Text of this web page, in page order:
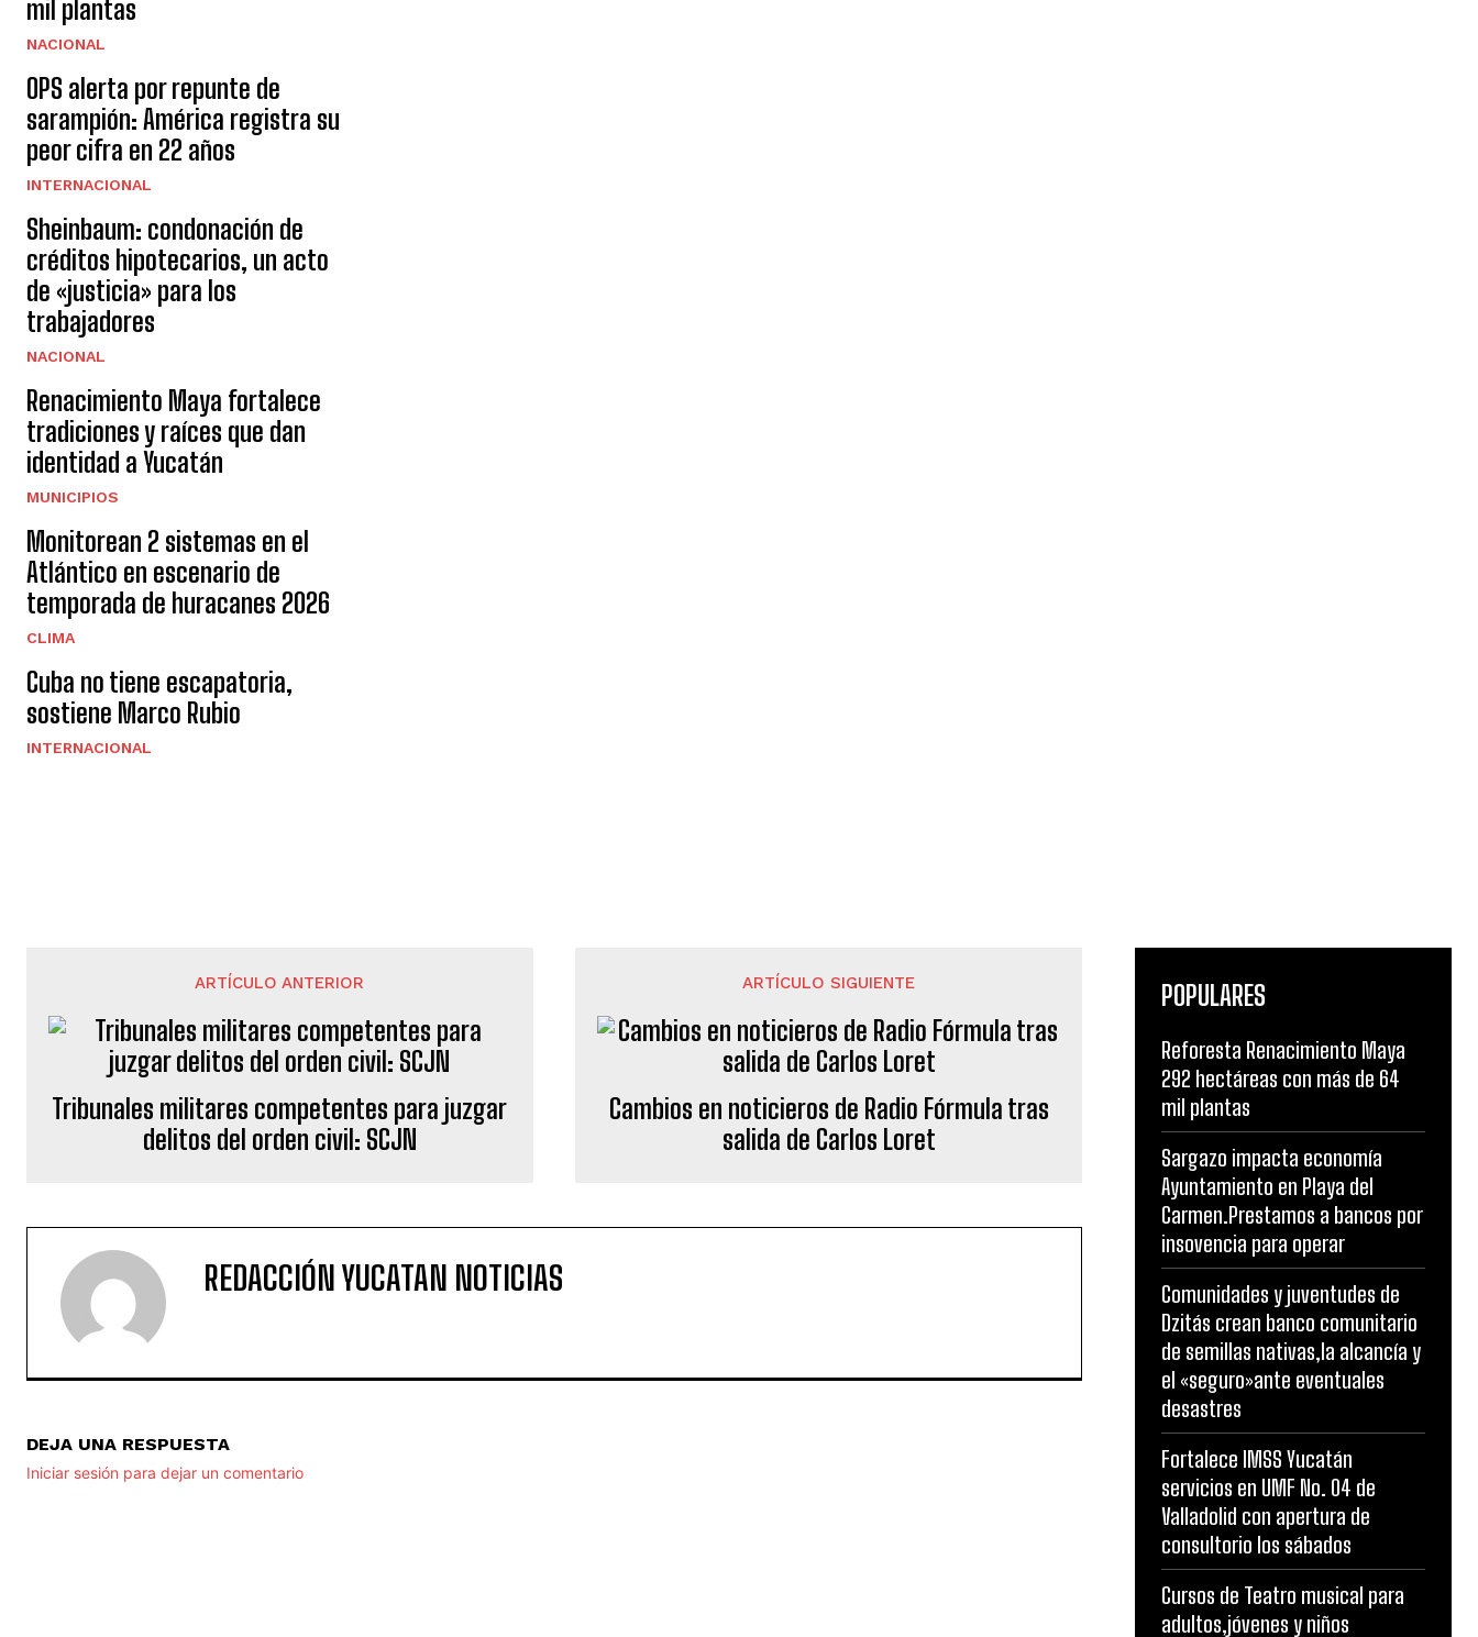
mil plantas
NACIONAL
OPS alerta por repunte de
sarampión: América registra su
peor cifra en 22 años
INTERNACIONAL
Sheinbaum: condonación de
créditos hipotecarios, un acto
de «justicia» para los
trabajadores
NACIONAL
Renacimiento Maya fortalece
tradiciones y raíces que dan
identidad a Yucatán
MUNICIPIOS
Monitorean 2 sistemas en el
Atlántico en escenario de
temporada de huracanes 2026
CLIMA
Cuba no tiene escapatoria,
sostiene Marco Rubio
INTERNACIONAL
ARTÍCULO ANTERIOR
Tribunales militares competentes para juzgar
delitos del orden civil: SCJN
ARTÍCULO SIGUIENTE
Cambios en noticieros de Radio Fórmula tras
salida de Carlos Loret
REDACCIÓN YUCATAN NOTICIAS
DEJA UNA RESPUESTA
Iniciar sesión para dejar un comentario
POPULARES
Reforesta Renacimiento Maya
292 hectáreas con más de 64
mil plantas
Sargazo impacta economía
Ayuntamiento en Playa del
Carmen.Prestamos a bancos por
insovencia para operar
Comunidades y juventudes de
Dzitás crean banco comunitario
de semillas nativas,la alcancía y
el «seguro»ante eventuales
desastres
Fortalece IMSS Yucatán
servicios en UMF No. 04 de
Valladolid con apertura de
consultorio los sábados
Cursos de Teatro musical para
adultos,jóvenes y niños